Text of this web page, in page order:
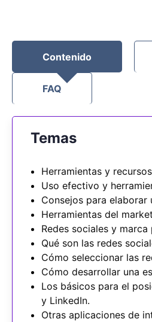
Contenido
FAQ
Temas
Herramientas y recursos
Uso efectivo y
Consejos para
Herramientas del
Redes sociales y marca
Qué son las redes
Cómo seleccionar las
Cómo desarrollar una
Los básicos para el
y LinkedIn.
Otras aplicaciones de